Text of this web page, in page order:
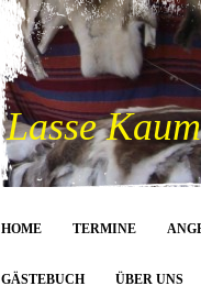
Lasse
HOME TERMINE
GÄSTEBUCH ÜBER UNS